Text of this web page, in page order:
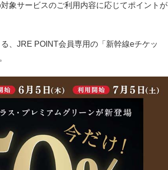
象サービスのご利用内容に応じてポイントが
、JRE POINT会員専用の「新幹線eチケッ